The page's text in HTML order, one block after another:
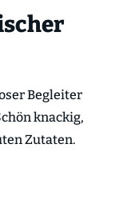
Begleiter
knackig,
Zutaten.